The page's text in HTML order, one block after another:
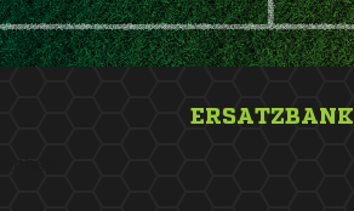
ERSATZBANK